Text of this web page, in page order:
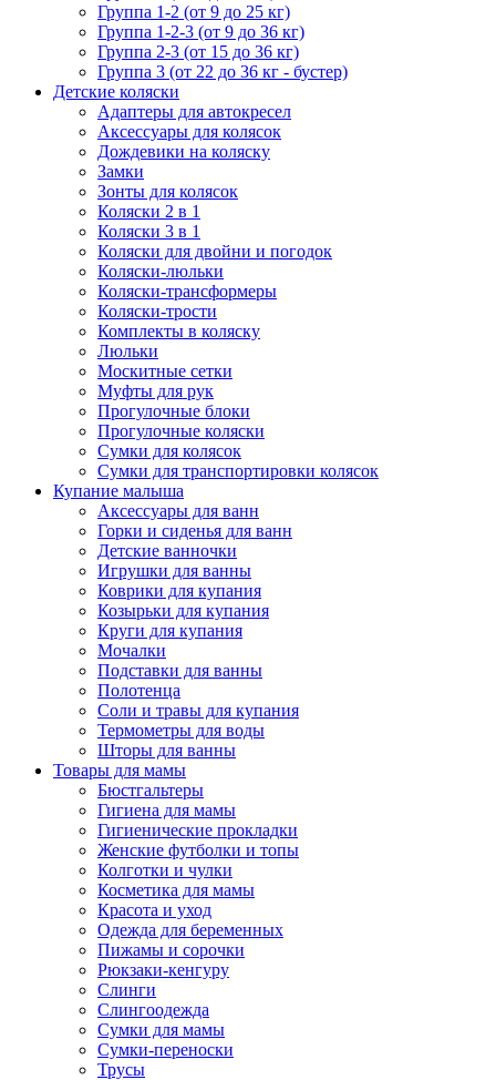
Группа 1-2 (от 9 до 25 кг)
Группа 1-2-3 (от 9 до 36 кг)
Группа 2-3 (от 15 до 36 кг)
Группа 3 (от 22 до 36 кг - бустер)
Детские коляски
Адаптеры для автокресел
Аксессуары для колясок
Дождевики на коляску
Замки
Зонты для колясок
Коляски 2 в 1
Коляски 3 в 1
Коляски для двойни и погодок
Коляски-люльки
Коляски-трансформеры
Коляски-трости
Комплекты в коляску
Люльки
Москитные сетки
Муфты для рук
Прогулочные блоки
Прогулочные коляски
Сумки для колясок
Сумки для транспортировки колясок
Купание малыша
Аксессуары для ванн
Горки и сиденья для ванн
Детские ванночки
Игрушки для ванны
Коврики для купания
Козырьки для купания
Круги для купания
Мочалки
Подставки для ванны
Полотенца
Соли и травы для купания
Термометры для воды
Шторы для ванны
Товары для мамы
Бюстгальтеры
Гигиена для мамы
Гигиенические прокладки
Женские футболки и топы
Колготки и чулки
Косметика для мамы
Красота и уход
Одежда для беременных
Пижамы и сорочки
Рюкзаки-кенгуру
Слинги
Слингоодежда
Сумки для мамы
Сумки-переноски
Трусы